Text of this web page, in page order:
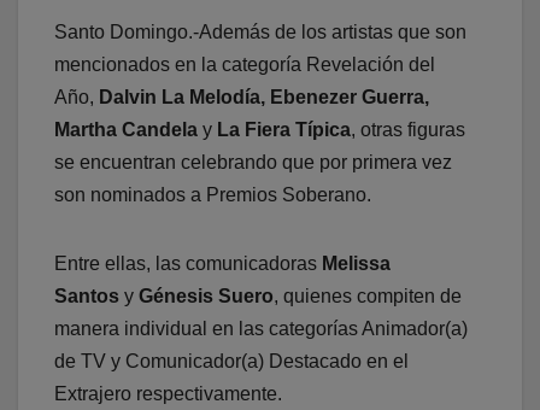
Santo Domingo.-Además de los artistas que son
mencionados en la categoría Revelación del
Año, Dalvin La Melodía, Ebenezer Guerra,
Martha Candela y La Fiera Típica, otras figuras
se encuentran celebrando que por primera vez
son nominados a Premios Soberano.
Entre ellas, las comunicadoras Melissa
Santos y Génesis Suero, quienes compiten de
manera individual en las categorías Animador(a)
de TV y Comunicador(a) Destacado en el
Extrajero respectivamente.